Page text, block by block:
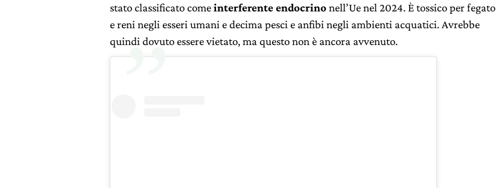
stato classificato comeinterferente endocrinonell’Ue nel 2024. È tossico per fegato
e reni negli esseri umani e decima pesci e anfibi negli ambienti acquatici. Avrebbe
quindi dovuto essere vietato, ma questo non è ancora avvenuto.